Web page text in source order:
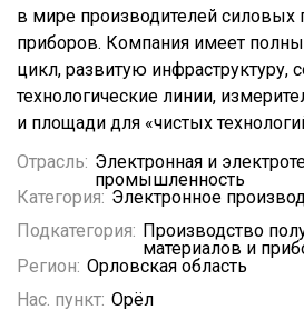
в мире производителей
приборов. Компания имеет
цикл, развитую инфраструктуру,
технологические линии,
и площади для «чистых
Отрасль: Электронная и
промышленность
Категория: Электронное
Подкатегория: Производство
материалов и
Регион: Орловская область
Нас. пункт: Орёл